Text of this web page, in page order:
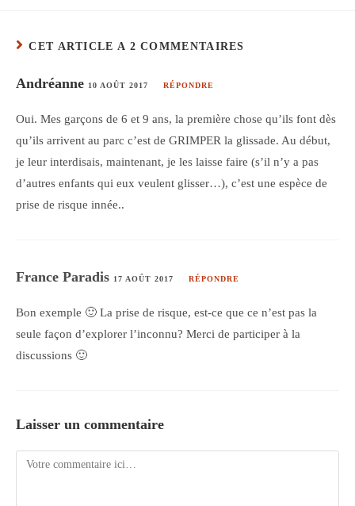
CET ARTICLE A 2 COMMENTAIRES
Andréanne 10 AOÛT 2017 RÉPONDRE
Oui. Mes garçons de 6 et 9 ans, la première chose qu’ils font dès
qu’ils arrivent au parc c’est de GRIMPER la glissade. Au début,
je leur interdisais, maintenant, je les laisse faire (s’il n’y a pas
d’autres enfants qui eux veulent glisser…), c’est une espèce de
prise de risque innée..
France Paradis 17 AOÛT 2017 RÉPONDRE
Bon exemple 🙂 La prise de risque, est-ce que ce n’est pas la
seule façon d’explorer l’inconnu? Merci de participer à la
discussions 🙂
Laisser un commentaire
Comment